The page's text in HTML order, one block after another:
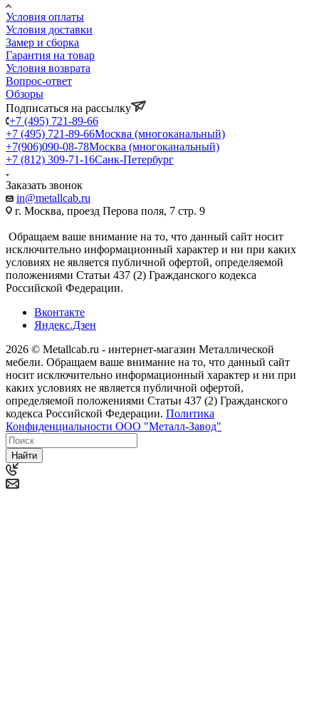
Условия оплаты
Условия доставки
Замер и сборка
Гарантия на товар
Условия возврата
Вопрос-ответ
Обзоры
Подписаться на рассылку
+7 (495) 721-89-66
+7 (495) 721-89-66Москва (многоканальный)
+7(906)090-08-78Москва (многоканальный)
+7 (812) 309-71-16Санк-Петербург
Заказать звонок
in@metallcab.ru
г. Москва, проезд Перова поля, 7 стр. 9
Обращаем ваше внимание на то, что данный сайт носит
исключительно информационный характер и ни при каких
условиях не является публичной офертой, определяемой
положениями Статьи 437 (2) Гражданского кодекса
Российской Федерации.
Вконтакте
Яндекс.Дзен
2026 © Metallcab.ru - интернет-магазин Металлической
мебели. Обращаем ваше внимание на то, что данный сайт
носит исключительно информационный характер и ни при
каких условиях не является публичной офертой,
определяемой положениями Статьи 437 (2) Гражданского
кодекса Российской Федерации. Политика
Конфиденциальности ООО "Металл-Завод"
Найти